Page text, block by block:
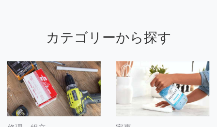
カテゴリーから探す